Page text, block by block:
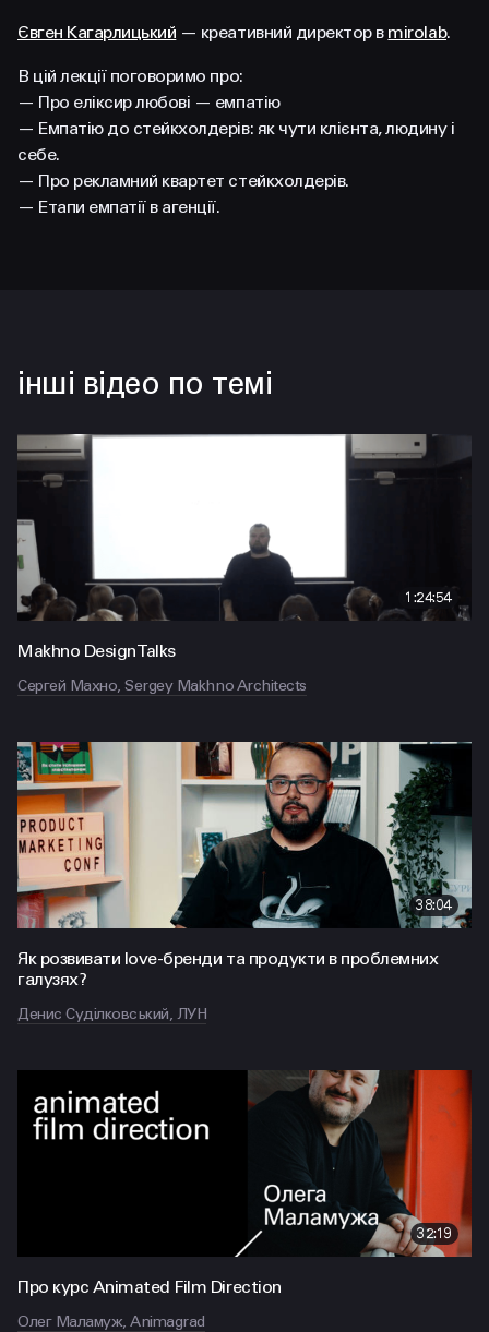
hello@prjctr.com
INSTAGRAM TELEGRAM
FACEBOOK LINKEDIN
Євген Кагарлицький — креативний директор в mirolab.
В цій лекції поговоримо про:
— Про еліксир любові — емпатію
— Емпатію до стейкхолдерів: як чути клієнта, людину і
себе.
— Про рекламний квартет стейкхолдерів.
— Етапи емпатії в агенції.
інші відео по темі
1:24:54
Makhno Design Talks
Сергей Махно, Sergey Makhno Architects
38:04
Як розвивати love-бренди та продукти в проблемних
галузях?
Денис Суділковський, ЛУН
32:19
Про курс Animated Film Direction
Олег Маламуж, Animagrad